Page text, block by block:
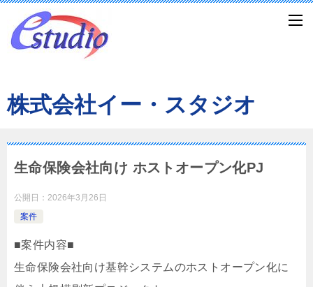
株式会社イー・スタジオ
生命保険会社向け ホストオープン化PJ
公開日： 2026年3月26日
案件
■案件内容■
生命保険会社向け基幹システムのホストオープン化に